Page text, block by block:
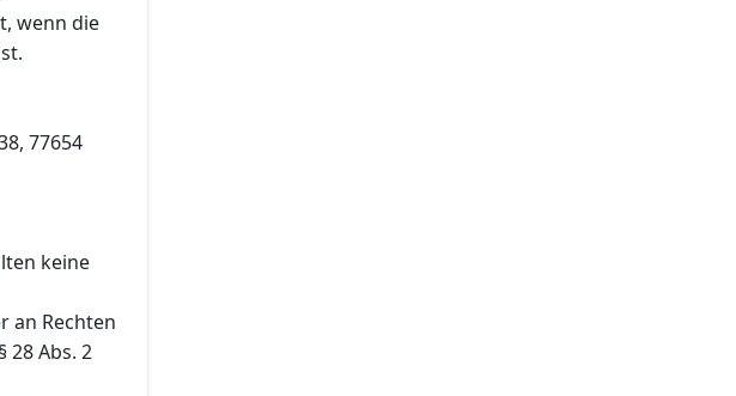
wenn die
77654
keine
an Rechten
28 Abs. 2